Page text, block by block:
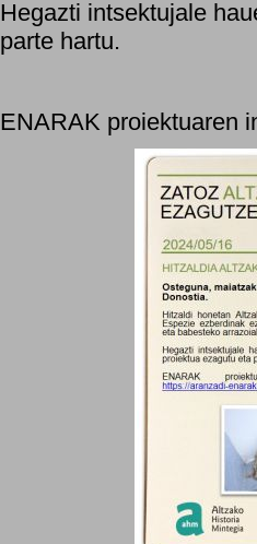
Hegazti intsektujale
parte hartu.
ENARAK proiektuaren